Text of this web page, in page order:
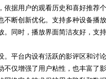
依据用户的观看历史和喜好推荐
不断创新优化。支持多种设备播
。同时，播放界面简洁友好，支
。平台内设有活跃的影评区和讨
不仅增强了用户粘性，也丰富了